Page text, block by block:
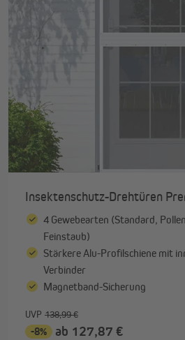
Insektenschutz-Drehtüren
4 Gewebearten (Standard,
Feinstaub)
Stärkere Alu-Profilschiene mit
Verbinder
Magnetband-Sicherung
UVP 138,99 €
-8% ab 127,87 €